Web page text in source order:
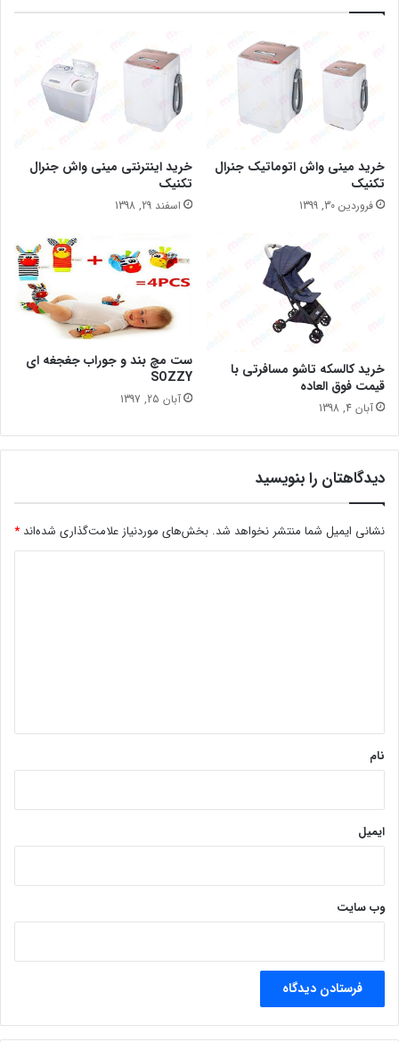
خرید مینی واش اتوماتیک جنرال
تکنیک
فروردین 30, 1399
خرید اینترنتی مینی واش جنرال
تکنیک
اسفند 29, 1398
خرید کالسکه تاشو مسافرتی با
قیمت فوق العاده
آبان 4, 1398
ست مچ بند و جوراب جغجغه ای
SOZZY
آبان 25, 1397
دیدگاهتان را بنویسید
نشانی ایمیل شما منتشر نخواهد شد. بخش‌های موردنیاز علامت‌گذاری شده‌اند *
نام
ایمیل
وب‌ سایت